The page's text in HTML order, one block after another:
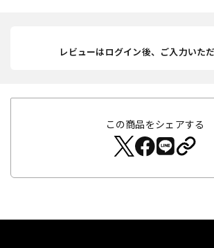
レビューはログイン後、ご入力いただ
この商品をシェアする